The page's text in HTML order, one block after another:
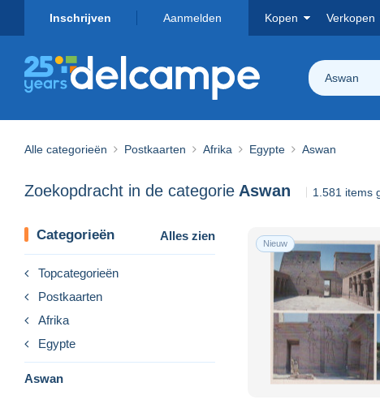
Inschrijven Aanmelden Kopen Verkopen
Aswan
Alle categorieën Postkaarten Afrika Egypte Aswan
Zoekopdracht in de categorie Aswan 1.581 items
Categorieën Alles zien
Topcategorieën
Postkaarten
Afrika
Egypte
Aswan
Nieuw